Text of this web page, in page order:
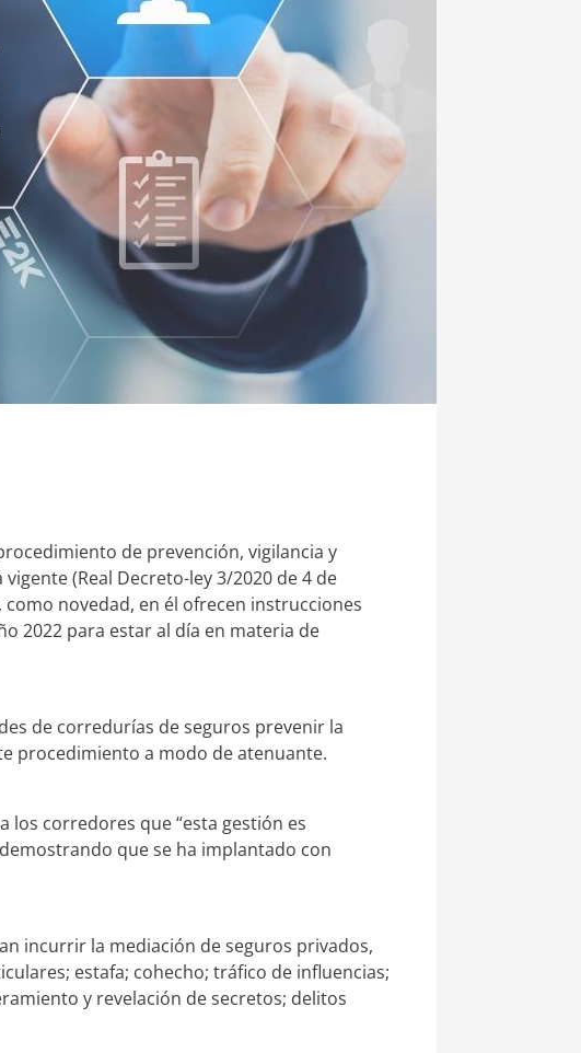
de prevención, vigilancia y
(Real Decreto-ley 3/2020 de 4 de
novedad, en él ofrecen instrucciones
2022 para estar al día en materia de
de corredurías de seguros prevenir la
procedimiento a modo de atenuante.
los corredores que “esta gestión es
que se ha implantado con
incurrir la mediación de seguros privados,
estafa; cohecho; tráfico de influencias;
y revelación de secretos; delitos